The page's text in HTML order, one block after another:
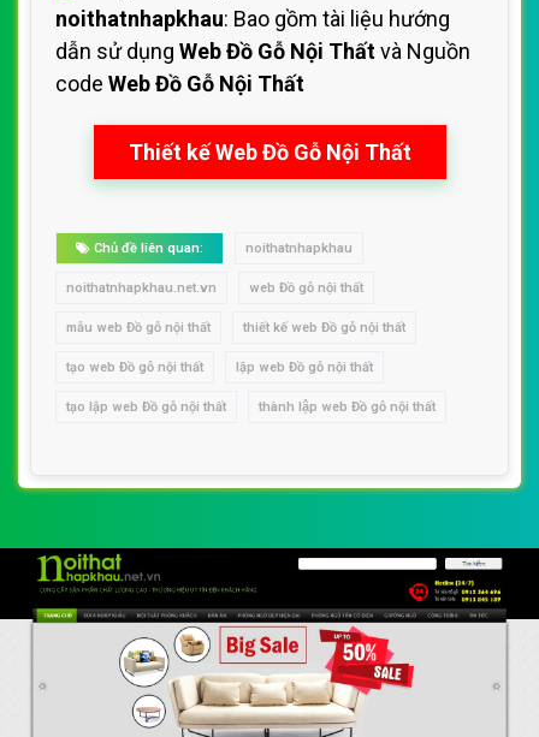
noithatnhapkhau: Bao gồm tài liệu hướng
dẫn sử dụng Web Đồ Gỗ Nội Thấtvà Nguồn
code Web Đồ Gỗ Nội Thất
Thiết kế Web Đồ Gỗ Nội Thất
Chủ đề liên quan: noithatnhapkhau
noithatnhapkhau.net.vn web Đồ gỗ nội thất
mẫu web Đồ gỗ nội thất thiết kế web Đồ gỗ nội thất
tạo web Đồ gỗ nội thất lập web Đồ gỗ nội thất
tạo lập web Đồ gỗ nội thất thành lập web Đồ gỗ nội thất